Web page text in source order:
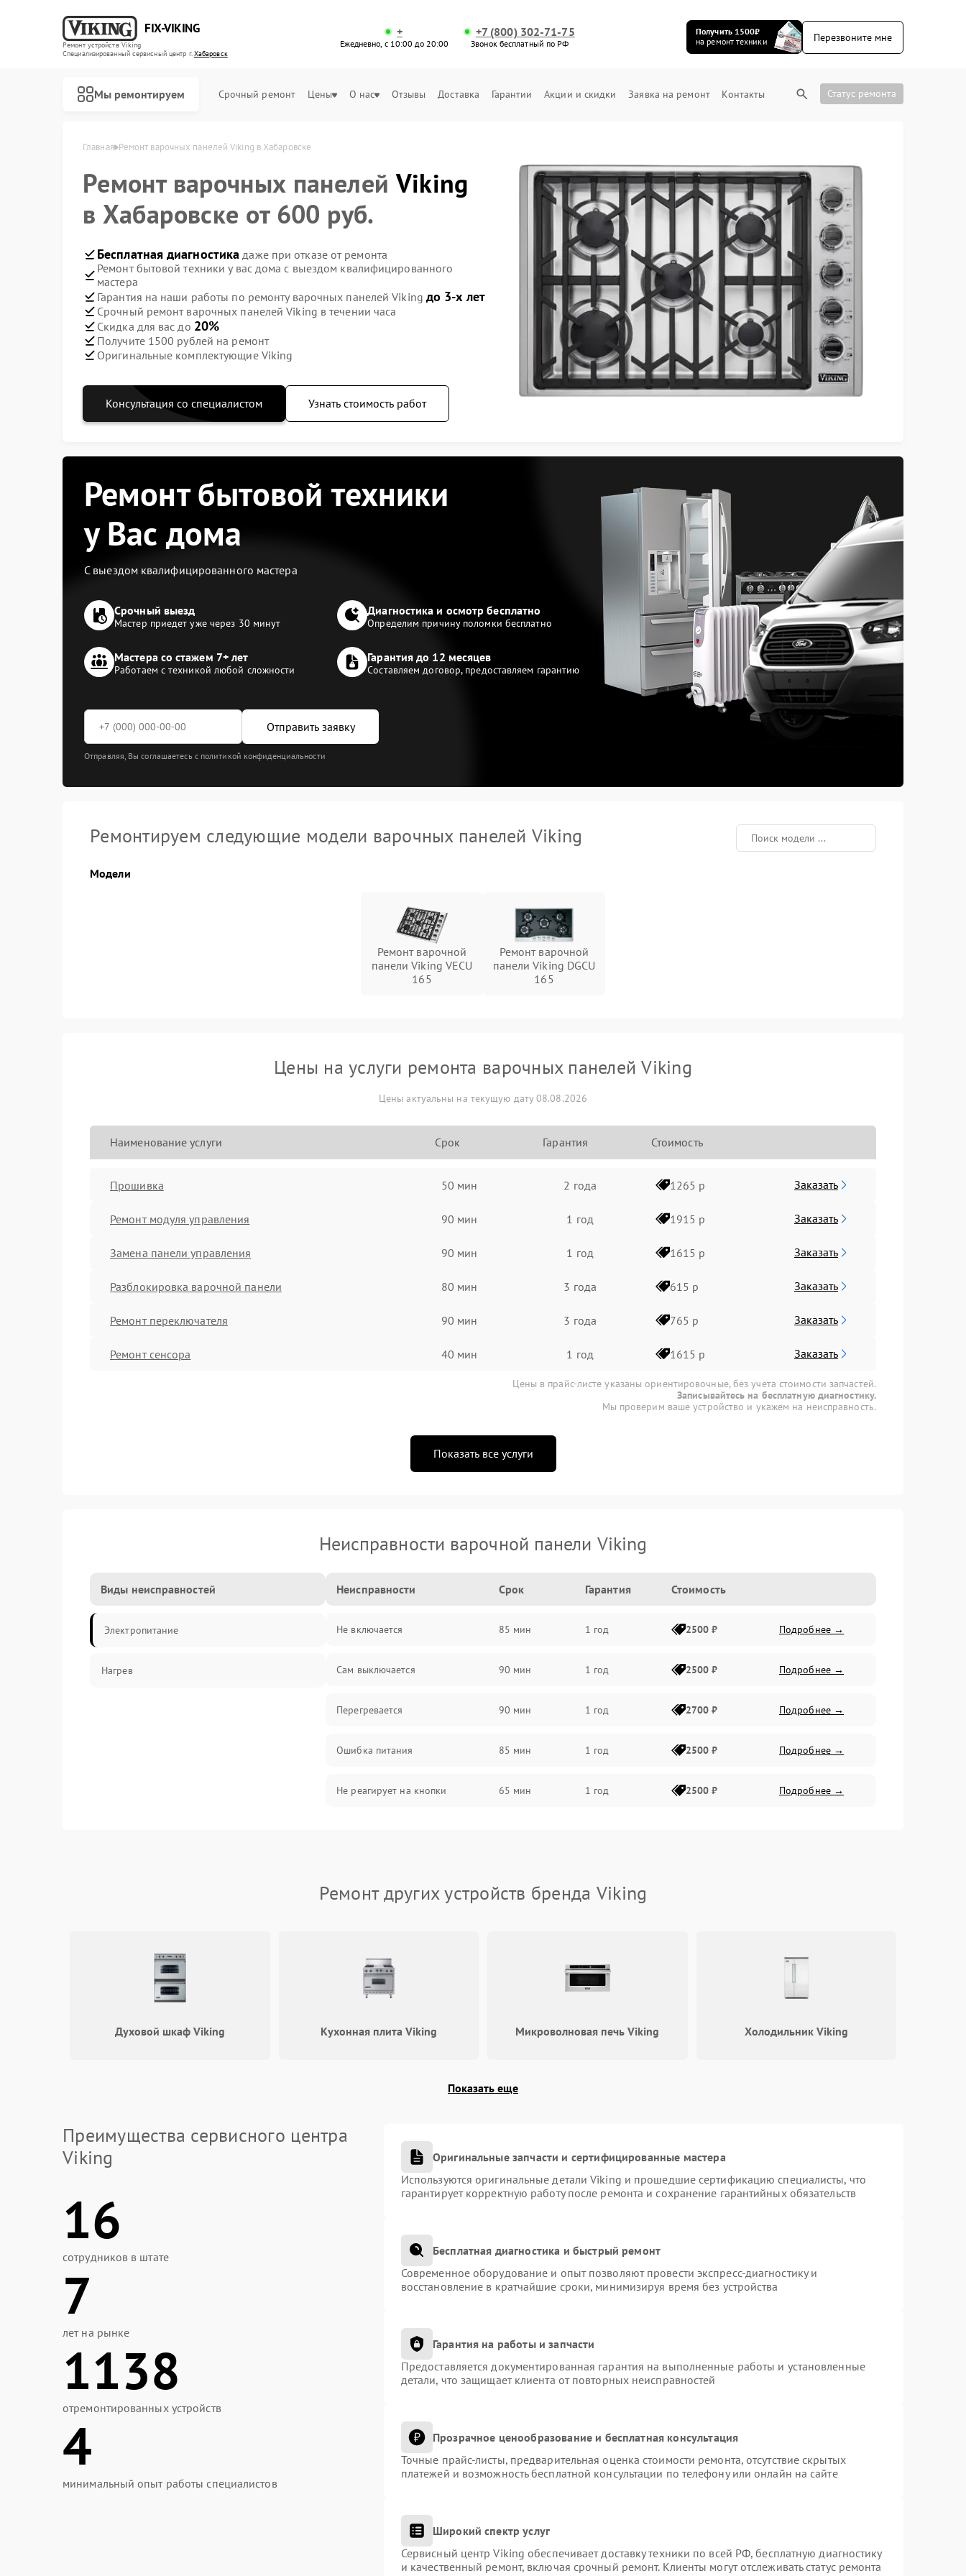
FIX-VIKING
Ремонт устройств Viking
Специализированный cервисный центр г.Хабаровск
+
Ежедневно, с 10:00 до 20:00
+7 (800) 302-71-75
Звонок бесплатный по РФ
Получить 1500₽
на ремонт техники
Перезвоните мне
Мы ремонтируем Срочный ремонт Цены О нас Отзывы Доставка Гарантии Акции и скидки Заявка на ремонт Контакты Статус ремонта
Главная Ремонт варочных панелей Viking в Хабаровске
Ремонт варочных панелейViking
в Хабаровске от 600 руб.
Бесплатная диагностика даже при отказе от ремонта
Ремонт бытовой техники у вас дома с выездом квалифицированного
мастера
Гарантия на наши работы по ремонту варочных панелей Viking до 3-х лет
Срочный ремонт варочных панелей Viking в течении часа
Скидка для вас до 20%
Получите 1500 рублей на ремонт
Оригинальные комплектующие Viking
Консультация со специалистом Узнать стоимость работ
Ремонт бытовой техники
у Вас дома
С выездом квалифицированного мастера
Срочный выезд
Мастер приедет уже через 30 минут
Диагностика и осмотр бесплатно
Определим причину поломки бесплатно
Мастера со стажем 7+ лет
Работаем с техникой любой сложности
Гарантия до 12 месяцев
Составляем договор, предоставляем гарантию
Отправить заявку
Отправляя, Вы соглашаетесь с политикой конфиденциальности
Ремонтируем следующие модели варочных панелей Viking
Модели
Ремонт варочной
панели Viking VECU
165
Ремонт варочной
панели Viking DGCU
165
Цены на услуги ремонта варочных панелей Viking
Цены актуальны на текущую дату 08.08.2026
Наименование услуги Срок Гарантия Стоимость
Прошивка 50 мин 2 года 1265 р Заказать
Ремонт модуля управления 90 мин 1 год 1915 р Заказать
Замена панели управления 90 мин 1 год 1615 р Заказать
Разблокировка варочной панели 80 мин 3 года 615 р Заказать
Ремонт переключателя 90 мин 3 года 765 р Заказать
Ремонт сенсора 40 мин 1 год 1615 р Заказать
Цены в прайс-листе указаны ориентировочные, без учета стоимости запчастей.
Записывайтесь на бесплатную диагностику.
Мы проверим ваше устройство и укажем на неисправность.
Показать все услуги
Неисправности варочной панели Viking
Виды неисправностей
Электропитание
Нагрев
Неисправности Срок Гарантия Стоимость
Не включается 85 мин 1 год 2500 ₽ Подробнее →
Сам выключается 90 мин 1 год 2500 ₽ Подробнее →
Перегревается 90 мин 1 год 2700 ₽ Подробнее →
Ошибка питания 85 мин 1 год 2500 ₽ Подробнее →
Не реагирует на кнопки 65 мин 1 год 2500 ₽ Подробнее →
Ремонт других устройств бренда Viking
Духовой шкаф Viking Кухонная плита Viking Микроволновая печь Viking Холодильник Viking
Показать еще
Преимущества сервисного центра
Viking
16
сотрудников в штате
7
лет на рынке
1138
отремонтированных устройств
4
минимальный опыт работы специалистов
Оригинальные запчасти и сертифицированные мастера
Используются оригинальные детали Viking и прошедшие сертификацию специалисты, что
гарантирует корректную работу после ремонта и сохранение гарантийных обязательств
Бесплатная диагностика и быстрый ремонт
Современное оборудование и опыт позволяют провести экспресс-диагностику и
восстановление в кратчайшие сроки, минимизируя время без устройства
Гарантия на работы и запчасти
Предоставляется документированная гарантия на выполненные работы и установленные
детали, что защищает клиента от повторных неисправностей
Прозрачное ценообразование и бесплатная консультация
Точные прайс-листы, предварительная оценка стоимости ремонта, отсутствие скрытых
платежей и возможность бесплатной консультации по телефону или онлайн на сайте
Широкий спектр услуг
Сервисный центр Viking обеспечивает доставку техники по всей РФ, бесплатную диагностику
и качественный ремонт, включая срочный ремонт. Клиенты могут отслеживать статус ремонта